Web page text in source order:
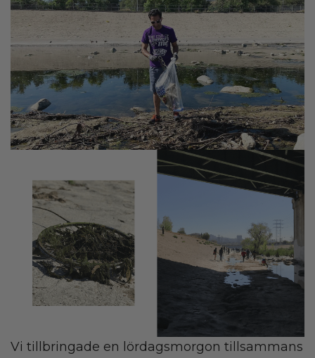
Vi tillbringade en lördagsmorgon tillsammans